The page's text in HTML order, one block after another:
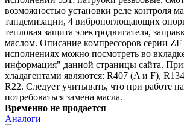
возможностью установки реле контроля
тандемизации, 4 вибропоглощающих
тепловая защита электродвигателя,
маслом. Описание компрессоров серии ZF
исполнениях можно посмотреть во
информация" данной страницы сайта.
хладагентами являются: R407 (A и F),
R22. Следует учитывать, что при работе
потребоваться замена масла.
Временно не продается
Аналоги